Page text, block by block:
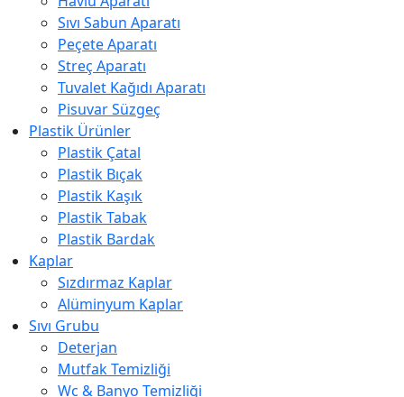
Sıvı Sabun Aparatı
Peçete Aparatı
Streç Aparatı
Tuvalet Kağıdı Aparatı
Pisuvar Süzgeç
Plastik Ürünler
Plastik Çatal
Plastik Bıçak
Plastik Kaşık
Plastik Tabak
Plastik Bardak
Kaplar
Sızdırmaz Kaplar
Alüminyum Kaplar
Sıvı Grubu
Deterjan
Mutfak Temizliği
Wc & Banyo Temizliği